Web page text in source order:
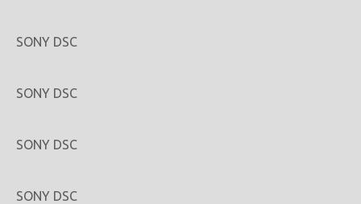
SONY DSC
SONY DSC
SONY DSC
SONY DSC